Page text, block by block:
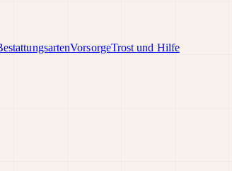
VorsorgeTrost und Hilfe